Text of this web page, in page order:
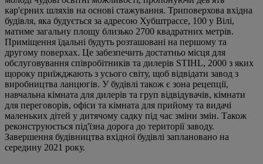
кар'єрних шляхів на основі стажування. Триповерхова вхідна
будівля, яка будується за адресою Хубштрассе, 100 у Вілі,
матиме загальну площу близько 2700 квадратних метрів.
Приміщення їдальні будуть розташовані на першому та
другому поверхах. Це забезпечить достатньо місця для
обслуговування співробітників та дилерів STIHL, 2000 з яких
щороку приїжджають з усього світу, щоб відвідати завод з
виробництва ланцюгів. У будівлі також є зона рецепції,
навчальна кімната для дилерів та груп відвідувачів, кімнати
для переговорів, офіси та кімната для прийому та видачі
маленьких дітей у дитячому садку під час зміни змін. Також
реконструюється під'їзна дорога до території заводу.
Завершення будівництва вхідної будівлі заплановано на
середину 2021 року.